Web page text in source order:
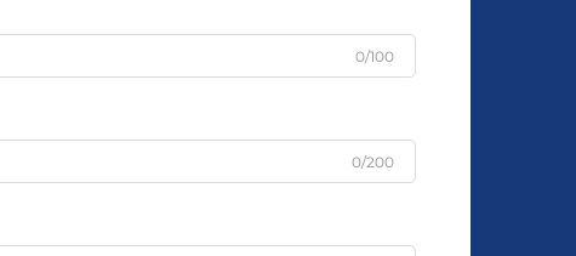
0/100
0/200